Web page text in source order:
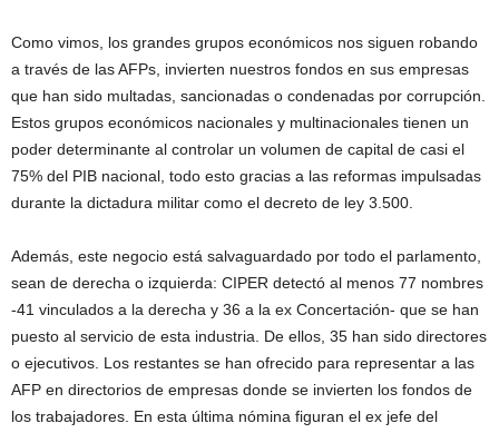
Como vimos, los grandes grupos económicos nos siguen robando
a través de las AFPs, invierten nuestros fondos en sus empresas
que han sido multadas, sancionadas o condenadas por corrupción.
Estos grupos económicos nacionales y multinacionales tienen un
poder determinante al controlar un volumen de capital de casi el
75% del PIB nacional, todo esto gracias a las reformas impulsadas
durante la dictadura militar como el decreto de ley 3.500.
Además, este negocio está salvaguardado por todo el parlamento,
sean de derecha o izquierda: CIPER detectó al menos 77 nombres
-41 vinculados a la derecha y 36 a la ex Concertación- que se han
puesto al servicio de esta industria. De ellos, 35 han sido directores
o ejecutivos. Los restantes se han ofrecido para representar a las
AFP en directorios de empresas donde se invierten los fondos de
los trabajadores. En esta última nómina figuran el ex jefe del